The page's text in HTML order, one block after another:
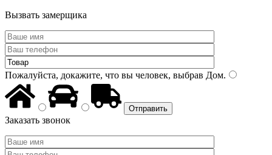
Вызвать замерщика
Пожалуйста, докажите, что вы человек, выбрав Дом.
Заказать звонок